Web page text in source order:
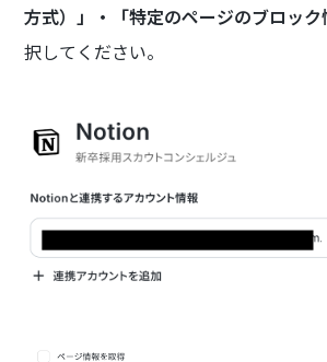
方式）」・「特定のページのブロック
択してください。